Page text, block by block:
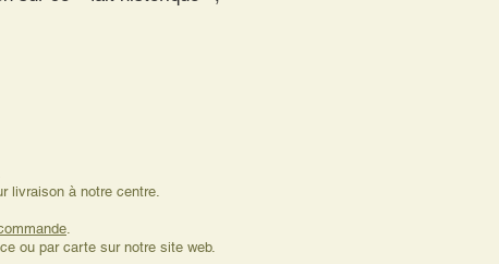
livraison à notre centre.
.
ou par carte sur notre site web.